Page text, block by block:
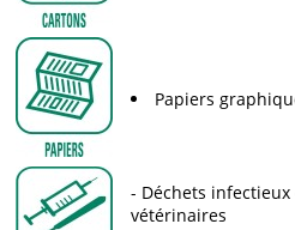
Papiers
Déchets
vétérinaires